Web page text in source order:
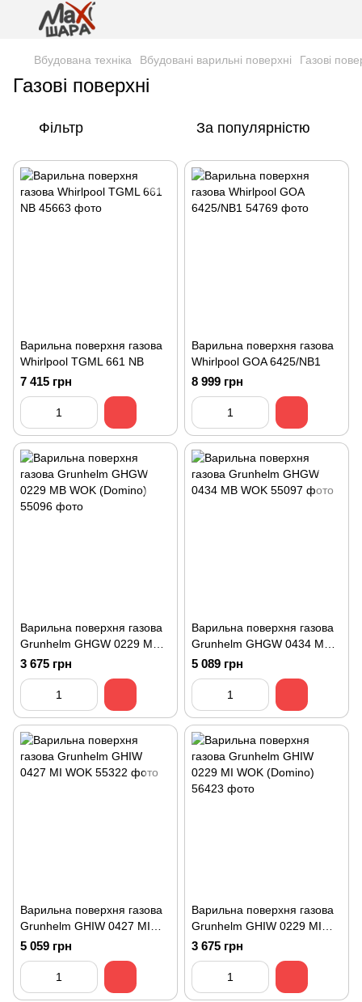
Вбудована техніка Вбудовані варильні поверхні Газові
Газові поверхні
Фільтр За популярністю
Варильна поверхня газова
Whirlpool TGML 661 NB
7 415 грн
Варильна поверхня газова
Whirlpool GOA 6425/NB1
8 999 грн
Варильна поверхня газова
Grunhelm GHGW 0229 MB
WOK (Domino)
3 675 грн
Варильна поверхня газова
Grunhelm GHGW 0434 MB
WOK
5 089 грн
Варильна поверхня газова
Grunhelm GHIW 0427 MI
WOK
5 059 грн
Варильна поверхня газова
Grunhelm GHIW 0229 MI
WOK (Domino)
3 675 грн